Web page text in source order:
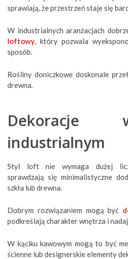
sprawiają, że przestrzeń staje się
W industrialnych aranżacjach
loftowy, który pozwala
sposób.
Rośliny doniczkowe doskonale
drewna.
industrialnym
Styl loft nie wymaga dużej
sprawdzają się minimalistyczne
szkła lub drewna.
Dobrym rozwiązaniem mogą być
podkreślają charakter wnętrza i
W kąciku kawowym mogą to być
ścienne lub designerskie elementy